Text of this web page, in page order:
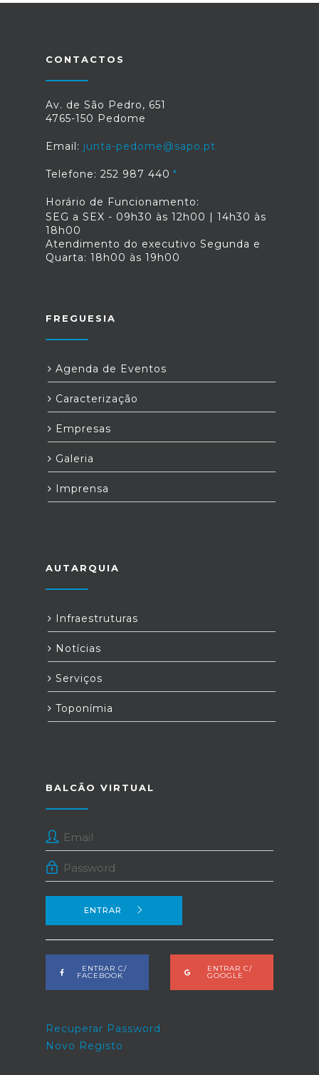
CONTACTOS
Av. de São Pedro, 651
4765-150 Pedome
Email: junta-pedome@sapo.pt
Telefone: 252 987 440
Horário de Funcionamento:
SEG a SEX - 09h30 às 12h00 | 14h30 às
18h00
Atendimento do executivo Segunda e
Quarta: 18h00 às 19h00
FREGUESIA
Agenda de Eventos
Caracterização
Empresas
Galeria
Imprensa
AUTARQUIA
Infraestruturas
Notícias
Serviços
Toponímia
BALCÃO VIRTUAL
ENTRAR
ENTRAR C/
FACEBOOK
ENTRAR C/
GOOGLE
Recuperar Password
Novo Registo